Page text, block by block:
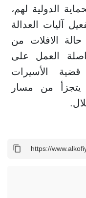
الدولية لهم،
آليات العدالة
حالة الافلات من
العمل على
الأسيرات
يتجزأ من مسار